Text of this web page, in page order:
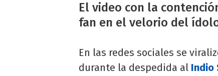
El video con la
fan en el velorio del
En las redes sociales se
durante la despedida al Indio